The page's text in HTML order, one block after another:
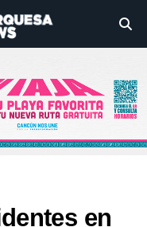
en